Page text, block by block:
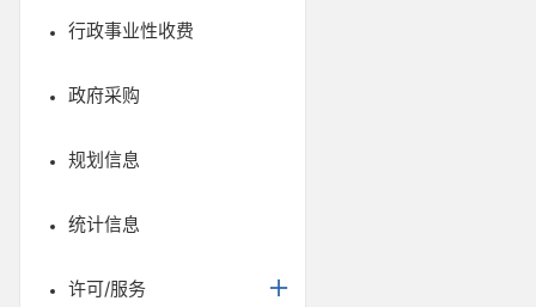
行政事业性收费
政府采购
规划信息
统计信息
许可/服务